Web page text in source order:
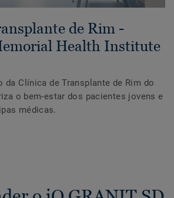
de Rim -
Health Institute
da Clínica de Transplante de Rim do
o bem-estar dos pacientes jovens e
médicas.